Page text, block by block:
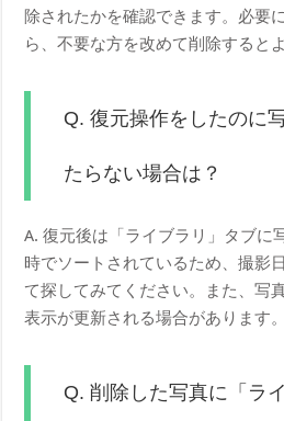
除されたかを確認できます。必要
ら、不要な方を改めて削除すると
Q. 復元操作をしたのに
たらない場合は？
A. 復元後は「ライブラリ」タブに
時でソートされているため、撮影
て探してみてください。また、写
表示が更新される場合があります。
Q. 削除した写真に「ラ